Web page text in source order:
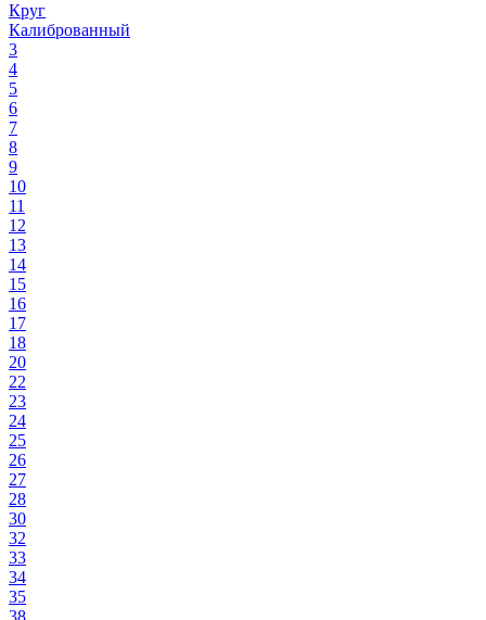
Круг
Калиброванный
3
4
5
6
7
8
9
10
11
12
13
14
15
16
17
18
20
22
23
24
25
26
27
28
30
32
33
34
35
38